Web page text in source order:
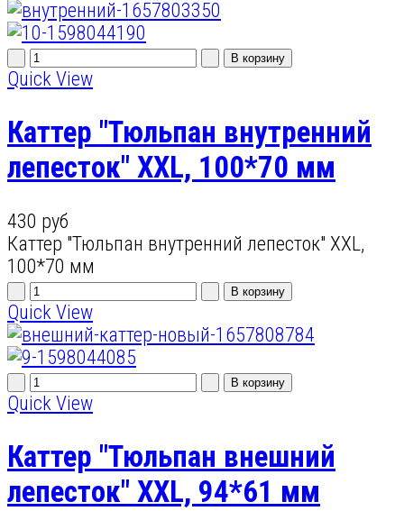
Quick View
Каттер "Тюльпан внутренний
лепесток" XXL, 100*70 мм
430 руб
Каттер "Тюльпан внутренний лепесток" XXL,
100*70 мм
Quick View
Quick View
Каттер "Тюльпан внешний
лепесток" XXL, 94*61 мм